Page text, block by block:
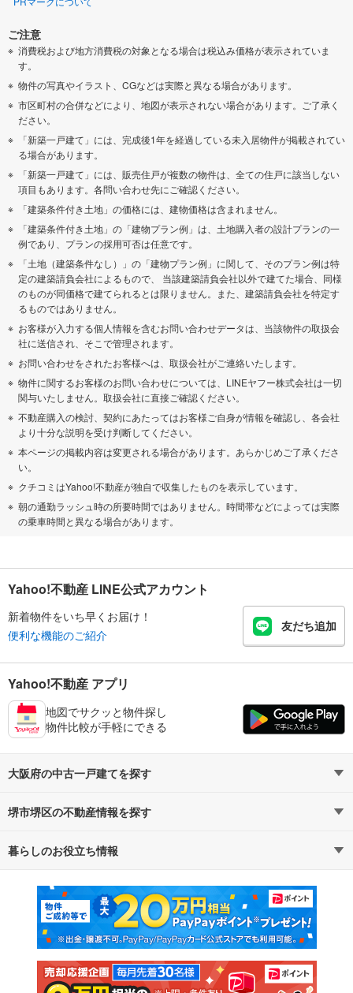
ご注意
消費税および地方消費税の対象となる場合は税込み価格が表示されていま
す。
物件の写真やイラスト、CGなどは実際と異なる場合があります。
市区町村の合併などにより、地図が表示されない場合があります。ご了承く
ださい。
「新築一戸建て」には、完成後1年を経過している未入居物件が掲載されてい
る場合があります。
「新築一戸建て」には、販売住戸が複数の物件は、全ての住戸に該当しない
項目もあります。各問い合わせ先にご確認ください。
「建築条件付き土地」の価格には、建物価格は含まれません。
「建築条件付き土地」の「建物プラン例」は、土地購入者の設計プランの一
例であり、プランの採用可否は任意です。
「土地（建築条件なし）」の「建物プラン例」に関して、そのプラン例は特
定の建築請負会社によるもので、 当該建築請負会社以外で建てた場合、同様
のものが同価格で建てられるとは限りません。また、建築請負会社を特定す
るものではありません。
お客様が入力する個人情報を含むお問い合わせデータは、当該物件の取扱会
社に送信され、そこで管理されます。
お問い合わせをされたお客様へは、取扱会社がご連絡いたします。
物件に関するお客様のお問い合わせについては、LINEヤフー株式会社は一切
関与いたしません。取扱会社に直接ご確認ください。
不動産購入の検討、契約にあたってはお客様ご自身が情報を確認し、各会社
より十分な説明を受け判断してください。
本ページの掲載内容は変更される場合があります。あらかじめご了承くださ
い。
クチコミはYahoo!不動産が独自で収集したものを表示しています。
朝の通勤ラッシュ時の所要時間ではありません。時間帯などによっては実際
の乗車時間と異なる場合があります。
Yahoo!不動産 LINE公式アカウント
新着物件をいち早くお届け！
便利な機能のご紹介
友だち追加
Yahoo!不動産 アプリ
地図でサクッと物件探し
物件比較が手軽にできる
大阪府の中古一戸建てを探す
路線・駅から探す
通勤・通学時間から探す
堺市堺区の不動産情報を探す
不動産・住宅
新築マンション 中古マンション
新築一戸建て 中古一戸建て
注文住宅 土地
暮らしのお役立ち情報
マンションカタログ 教えて！住まいの先生